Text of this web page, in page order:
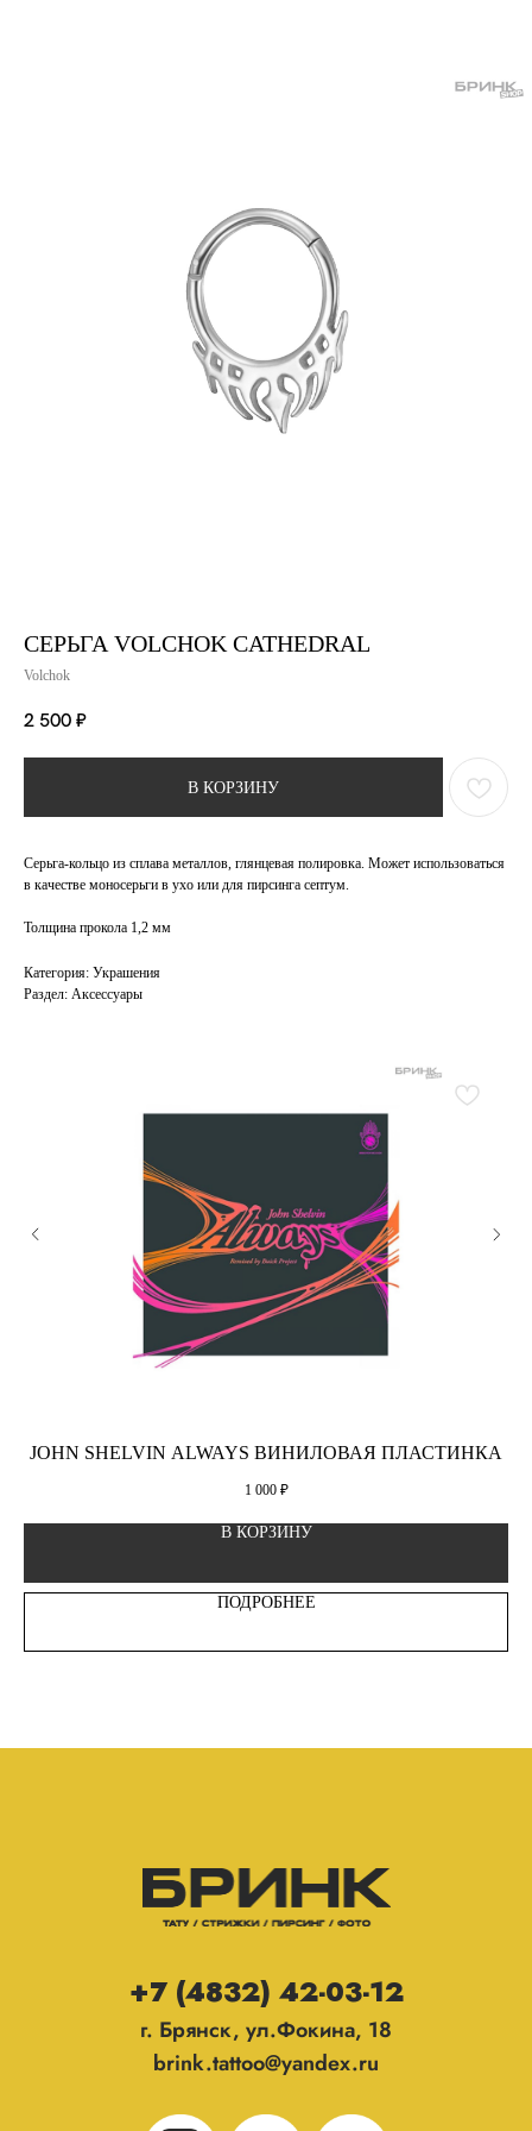
СЕРЬГА VOLCHOK CATHEDRAL
Volchok
2 500 ₽
В КОРЗИНУ
Серьга-кольцо из сплава металлов, глянцевая полировка. Может использоваться
в качестве моносерьги в ухо или для пирсинга септум.
Толщина прокола 1,2 мм
Категория: Украшения
Раздел: Аксессуары
JOHN SHELVIN ALWAYS ВИНИЛОВАЯ ПЛАСТИНКА
1 000 ₽
В КОРЗИНУ
ПОДРОБНЕЕ
г. Брянск, ул.Фокина, 18
brink.tattoo@yandex.ru
+7 (4832) 42-03-12